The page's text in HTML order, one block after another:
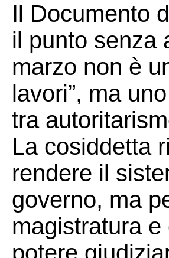
Il Documento
il punto senza
marzo non è
lavori”, ma
tra
La cosiddetta
rendere il
governo, ma
magistratura
potere